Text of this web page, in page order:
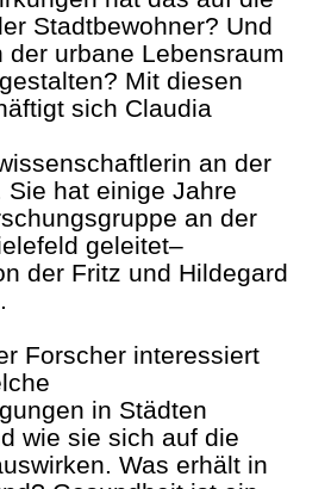
Stadtbewohner? Und
der urbane Lebensraum
Mit diesen
sich Claudia
an der
Sie hat einige Jahre
an der
geleitet–
der Fritz und Hildegard
Forscher interessiert
in Städten
wie sie sich auf die
Was erhält in